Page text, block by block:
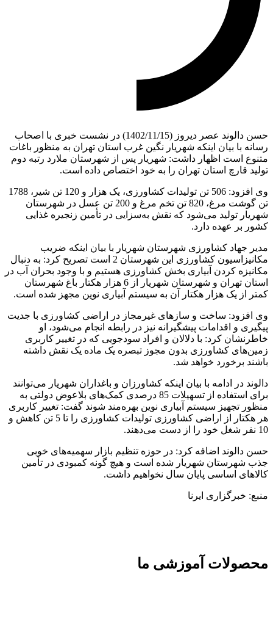
حسن دالوند عصر دیروز (1402/11/15) در نشست خبری با اصحاب
رسانه با بیان اینکه شهریار نگین غرب استان تهران به منظور باغات
متنوع است اظهار داشت: شهریار پس از شهرستان ملارد رتبه دوم
تولید قارچ استان تهران را به خود اختصاص داده است.
وی افزود: 506 تن تولیدات کشاورزی، یک هزار و 120 تن شیر، 1788
تن گوشت مرغ، 820 تن تخم مرغ و 200 تن عسل در شهرستان
شهریار تولید می‌شود که نقش به‌سزایی در تأمین زنجیره غذایی
کشور بر عهده دارد.
مدیر جهاد کشاورزی شهرستان شهریار با بیان اینکه ضریب
مکانیزاسیون کشاورزی این شهرستان 2 است تصریح کرد: به دنبال
مکانیزه کردن آبیاری بخش کشاورزی هستیم و با وجود بحران آب در
استان تهران و شهرستان شهریار از 6 هزار هکتار باغ شهرستان
کمتر از یک هزار هکتار آن به سیستم آبیاری نوین مجهز شده است.
وی افزود: ساخت و سازهای غیرمجاز در اراضی کشاورزی با جدیت
پیگیری و اقدامات پیشگیرانه نیز در رابطه انجام می‌شود، او
خاطرنشان کرد: با دلالان و افراد سودجویی که در تغییر کاربری
زمین‌های کشاورزی بدون مجوز تبصره یک ماده یک نقش داشته
باشند برخورد خواهد شد.
دالوند در ادامه با بیان اینکه کشاورزان و باغداران شهریار می‌توانند
برای استفاده از تسهیلات 85 درصدی کمک‌های بلاعوض دولتی به
منظور تجهیز سیستم آبیاری نوین بهره‌مند شوند گفت: تغییر کاربری
هر هکتار از اراضی کشاورزی تولیدات کشاورزی را تا 5 تن کاهش و
10 نفر شغل خود را از دست می‌دهند.
حسن دالوند اضافه کرد: در حوزه تنظیم بازار سهمیه‌های خوبی
جذب شهرستان شهریار شده است و هیچ گونه کمبودی در تأمین
کالاهای اساسی پایان سال نخواهیم داشت.
منبع: خبرگزاری ایرنا
محصولات آموزشی ما